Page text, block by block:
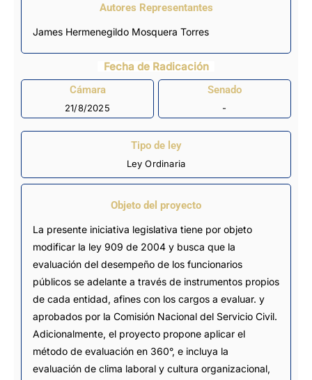
Autores Representantes
James Hermenegildo Mosquera Torres
Fecha de Radicación
Cámara
21/8/2025
Senado
-
Tipo de ley
Ley Ordinaria
Objeto del proyecto
La presente iniciativa legislativa tiene por objeto
modificar la ley 909 de 2004 y busca que la
evaluación del desempeño de los funcionarios
públicos se adelante a través de instrumentos propios
de cada entidad, afines con los cargos a evaluar. y
aprobados por la Comisión Nacional del Servicio Civil.
Adicionalmente, el proyecto propone aplicar el
método de evaluación en 360°, e incluya la
evaluación de clima laboral y cultura organizacional,